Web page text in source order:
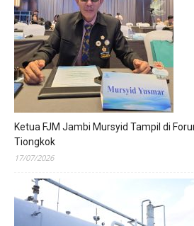
Ketua FJM Jambi Mursyid Tampil di
Tiongkok
17/07/2026